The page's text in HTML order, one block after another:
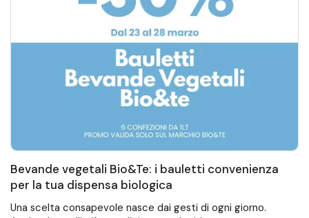
Bevande vegetali Bio&Te: i bauletti convenienza
per la tua dispensa biologica
Una scelta consapevole nasce dai gesti di ogni giorno.